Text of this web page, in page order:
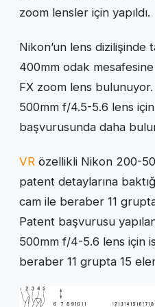
zoom lensler için yapıldı.
Nikon’un lens
400mm odak
FX zoom lens
500mm f/4.5-5.6 lens
başvurusunda daha
VR özellikli Nikon 200-
patent detaylarına
cam ile beraber 11
Patent başvurusu
500mm f/4-5.6 lens için
beraber 11 grupta 15